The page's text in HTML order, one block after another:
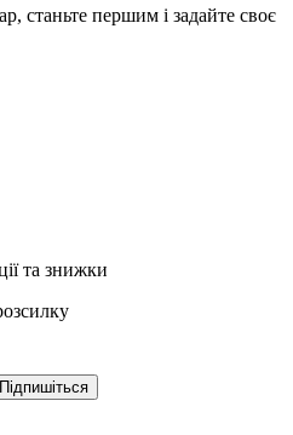
станьте першим і задайте своє
та знижки
Підпишіться